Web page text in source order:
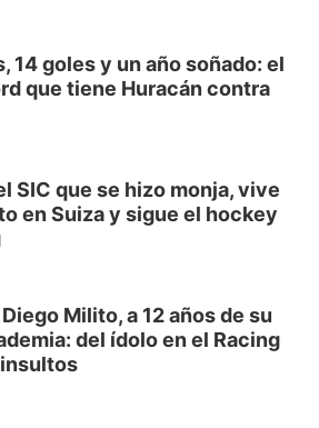
14 goles y un año soñado: el
que tiene Huracán contra
SIC que se hizo monja, vive
en Suiza y sigue el hockey
Milito, a 12 años de su
del ídolo en el Racing